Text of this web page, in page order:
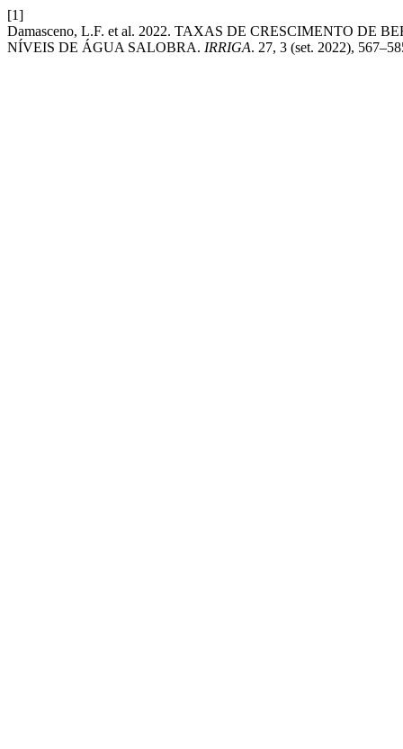
[1]
Damasceno, L.F. et al. 2022. TAXAS DE CRESCIMENTO DE
NÍVEIS DE ÁGUA SALOBRA. IRRIGA. 27, 3 (set. 2022),